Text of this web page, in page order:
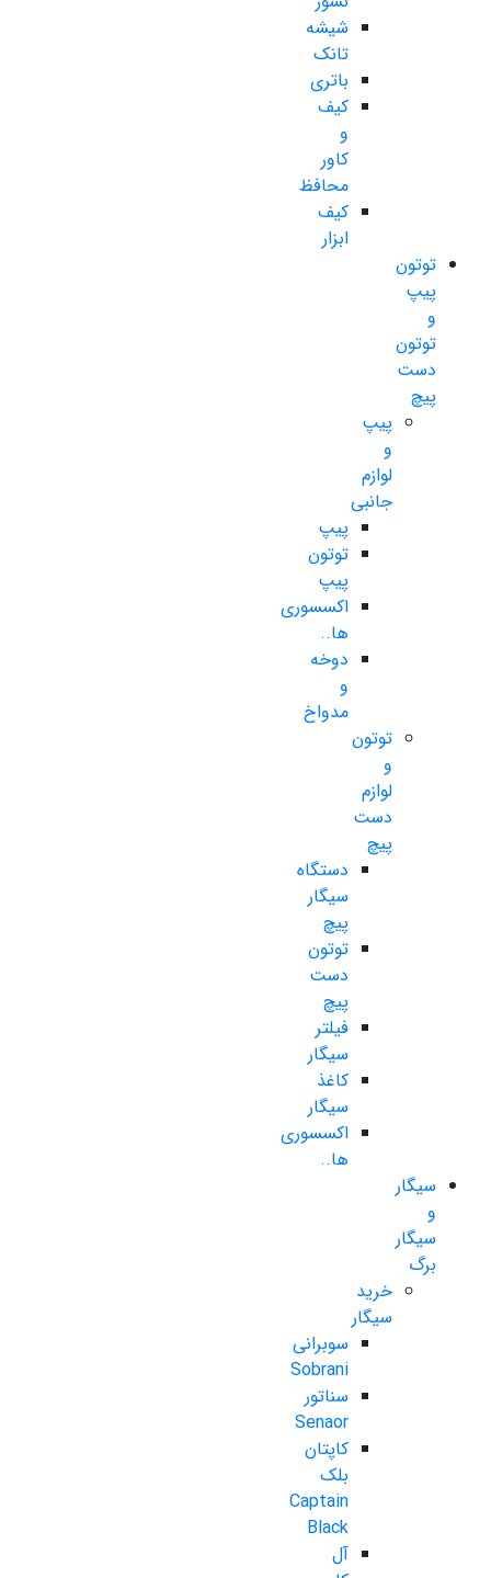
شیشه
تانک
باتری
کیف
و
کاور
محافظ
کیف
ابزار
توتون
پیپ
و
توتون
دست
پیچ
پیپ
و
لوازم
جانبی
پیپ
توتون
پیپ
اکسسوری
ها..
دوخه
و
مدواخ
توتون
و
لوازم
دست
پیچ
دستگاه
سیگار
پیچ
توتون
دست
پیچ
فیلتر
سیگار
کاغذ
سیگار
اکسسوری
ها..
سیگار
و
سیگار
برگ
خرید
سیگار
سوبرانی
Sobrani
سناتور
Senaor
کاپتان
بلک
Captain
Black
آل